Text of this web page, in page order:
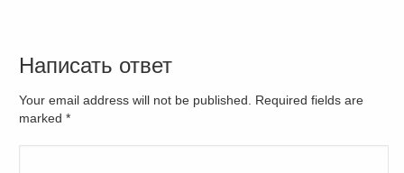
Написать ответ
Your email address will not be published. Required fields are
marked*